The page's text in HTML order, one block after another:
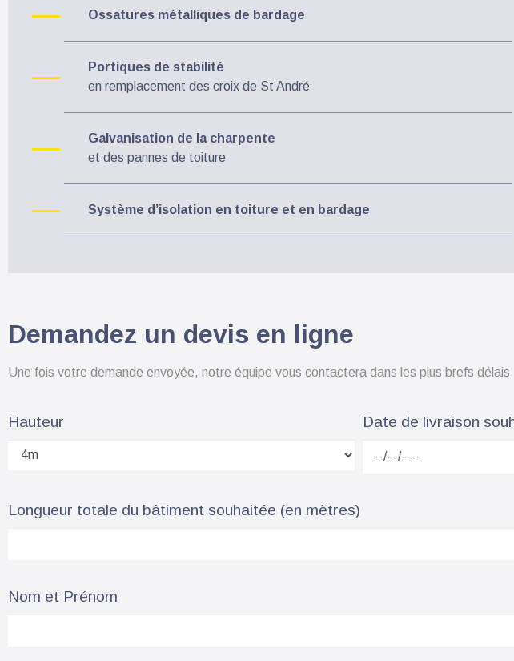
Ossatures métalliques de bardage
Portiques de stabilité
en remplacement des croix de St André
Galvanisation de la charpente
et des pannes de toiture
Système d’isolation en toiture et en bardage
Demandez un devis en ligne
Une fois votre demande envoyée, notre équipe vous contactera dans les plus brefs délais
Hauteur Date de livraison
Longueur totale du bâtiment souhaitée (en mètres)
Nom et Prénom